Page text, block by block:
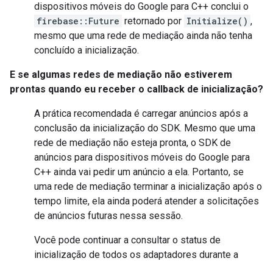
dispositivos móveis do Google para C++ conclui o
firebase::Future retornado por Initialize() ,
mesmo que uma rede de mediação ainda não tenha
concluído a inicialização.
E se algumas redes de mediação não estiverem
prontas quando eu receber o callback de inicialização?
A prática recomendada é carregar anúncios após a
conclusão da inicialização do SDK. Mesmo que uma
rede de mediação não esteja pronta, o SDK de
anúncios para dispositivos móveis do Google para
C++ ainda vai pedir um anúncio a ela. Portanto, se
uma rede de mediação terminar a inicialização após o
tempo limite, ela ainda poderá atender a solicitações
de anúncios futuras nessa sessão.
Você pode continuar a consultar o status de
inicialização de todos os adaptadores durante a